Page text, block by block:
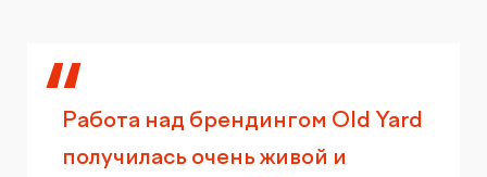
Работа над брендингом Old Yard
получилась очень живой и